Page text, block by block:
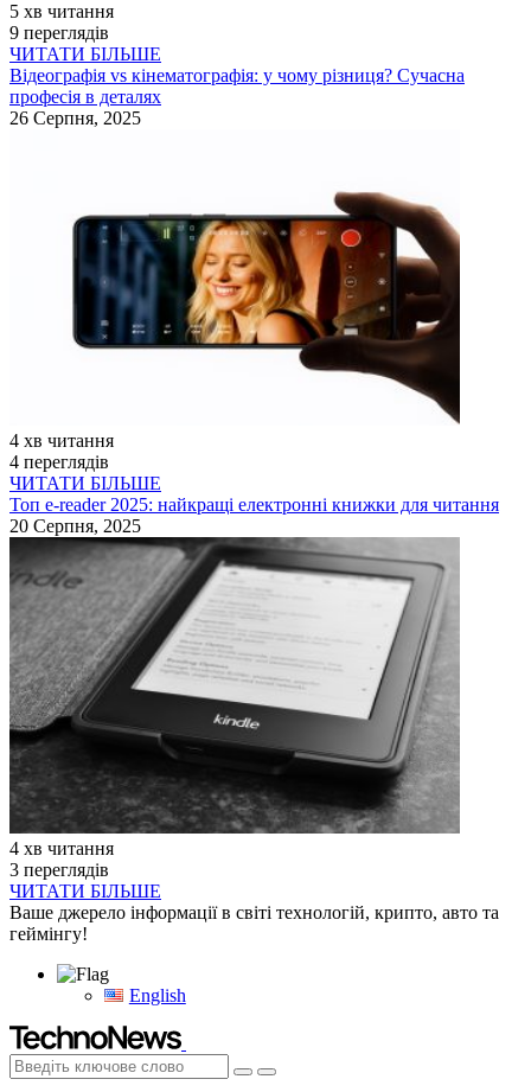
5 хв читання
9 переглядів
ЧИТАТИ БІЛЬШЕ
Відеографія vs кінематографія: у чому різниця? Сучасна
професія в деталях
26 Серпня, 2025
4 хв читання
4 переглядів
ЧИТАТИ БІЛЬШЕ
Топ e-reader 2025: найкращі електронні книжки для читання
20 Серпня, 2025
4 хв читання
3 переглядів
ЧИТАТИ БІЛЬШЕ
Ваше джерело інформації в світі технологій, крипто, авто та
геймінгу!
English